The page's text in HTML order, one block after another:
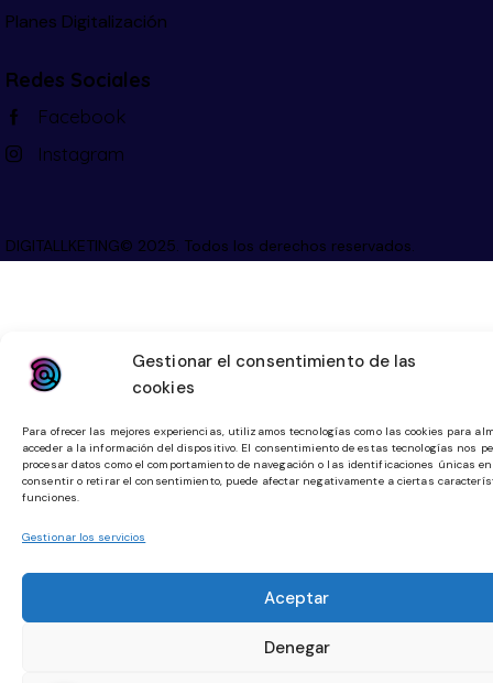
Gestionar el consentimiento de las
cookies
Para ofrecer las mejores experiencias, utilizamos tecnologías como las cookies para
acceder a la información del dispositivo. El consentimiento de estas tecnologías nos
procesar datos como el comportamiento de navegación o las identificaciones únicas
consentir o retirar el consentimiento, puede afectar negativamente a ciertas
funciones.
Gestionar los servicios
Aceptar
Denegar
Planes Digitalización
Redes Sociales
Facebook
Instagram
DIGITALLKETING© 2025. Todos los derechos reservados.